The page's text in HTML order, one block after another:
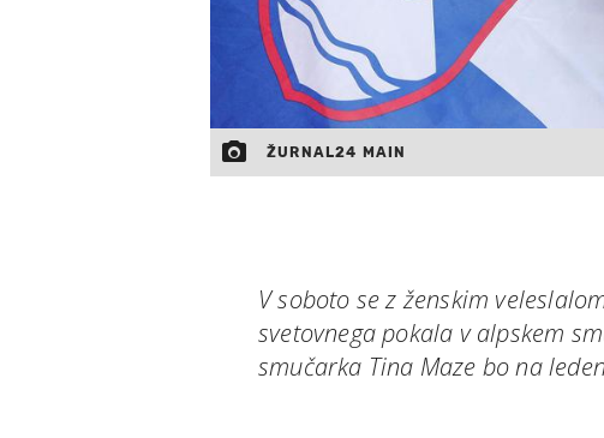
ŽURNAL24 MAIN
V soboto se z ženskim
svetovnega pokala v alpskem
smučarka Tina Maze bo na